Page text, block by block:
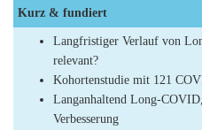
Kurz & fundiert
Langfristiger Verlauf von
relevant?
Kohortenstudie mit 121
Langanhaltend Long-
Verbesserung